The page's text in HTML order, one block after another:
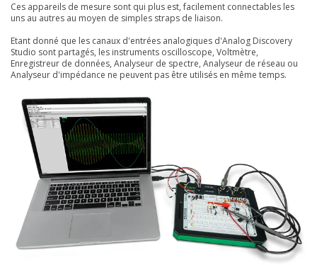
Ces appareils de mesure sont qui plus est, facilement connectables les
uns au autres au moyen de simples straps de liaison.
Etant donné que les canaux d'entrées analogiques d'Analog Discovery
Studio sont partagés, les instruments oscilloscope, Voltmètre,
Enregistreur de données, Analyseur de spectre, Analyseur de réseau ou
Analyseur d'impédance ne peuvent pas être utilisés en même temps.